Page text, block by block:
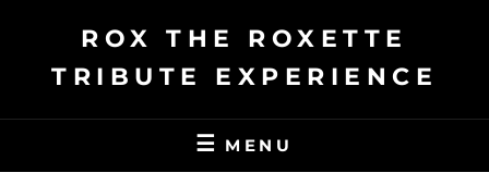
ROX THE ROXETTE
TRIBUTE EXPERIENCE
MENU